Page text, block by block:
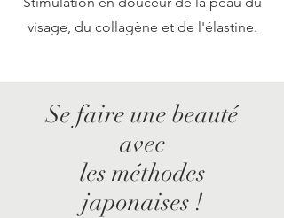
visage, du collagène et de l'élastine.
Se faire une beauté
avec
les méthodes
japonaises !